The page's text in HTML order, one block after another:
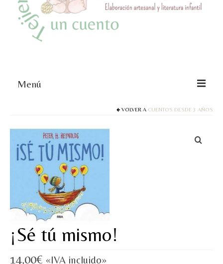
Menú
Juegos y puzles
Materiales de juego
Artesanía Waldorf
Hecho a mano
Tote bag
Papelería
TIENDA
VOLVER A CUENTOS DESDE 3 AÑOS
¡Sé tú mismo!
14,00€ «IVA incluido»